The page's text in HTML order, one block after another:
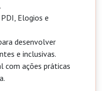
Elogios e
desenvolver
e inclusivas.
com ações práticas